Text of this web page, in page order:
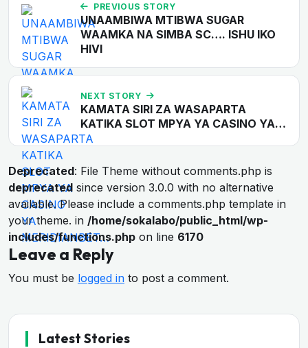
PREVIOUS STORY
UNAAMBIWA MTIBWA SUGAR
WAAMKA NA SIMBA SC…. ISHU IKO
HIVI
NEXT STORY
KAMATA SIRI ZA WASAPARTA
KATIKA SLOT MPYA YA CASINO YA…
Deprecated: File Theme without comments.php is
deprecated since version 3.0.0 with no alternative
available. Please include a comments.php template in
your theme. in /home/sokalabo/public_html/wp-
includes/functions.php on line 6170
Leave a Reply
You must be logged in to post a comment.
Latest Stories